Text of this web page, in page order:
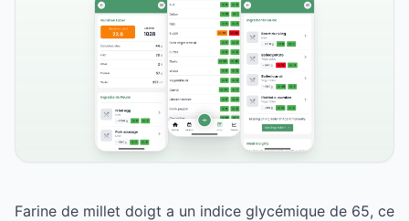
Farine de millet doigt a un indice glycémique de 65, ce